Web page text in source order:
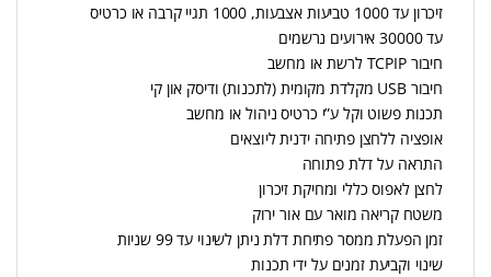
זיכרון עד 1000 טביעות אצבעות, 1000 תגיי קרבה או כרטיס
עד 30000 אירועים נרשמים
חיבור TCPIP לרשת או מחשב
חיבור USB מקלדת מקומית (לתכנות) ודיסק און קי
תכנות פשוט וקל ע”י כרטיס ניהול או מחשב
אופציה ללחצן פתיחה ידנית ליוצאים
התראה על דלת פתוחה
לחצן לאפוס כללי ומחיקת זיכרון
משטח קריאה מואר עם אור ירוק
זמן הפעלת ממסר פתיחת דלת ניתן לשינוי עד 99 שניות
שינוי וקביעת זמנים על ידי תכנות